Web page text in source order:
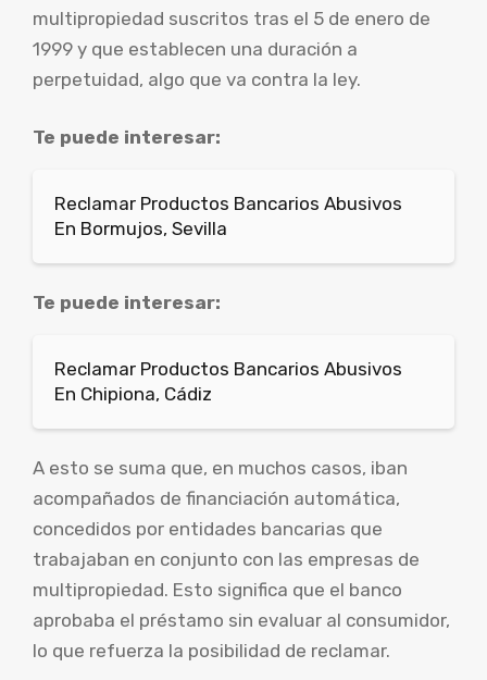
multipropiedad suscritos tras el 5 de enero de
1999 y que establecen una duración a
perpetuidad, algo que va contra la ley.
Te puede interesar:
Reclamar Productos Bancarios Abusivos
En Bormujos, Sevilla
Te puede interesar:
Reclamar Productos Bancarios Abusivos
En Chipiona, Cádiz
A esto se suma que, en muchos casos, iban
acompañados de financiación automática,
concedidos por entidades bancarias que
trabajaban en conjunto con las empresas de
multipropiedad. Esto significa que el banco
aprobaba el préstamo sin evaluar al consumidor,
lo que refuerza la posibilidad de reclamar.